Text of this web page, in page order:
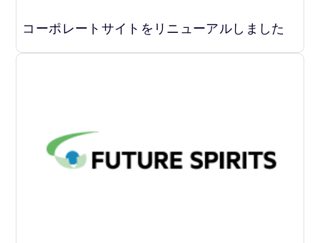
コーポレートサイトをリニューアルしました